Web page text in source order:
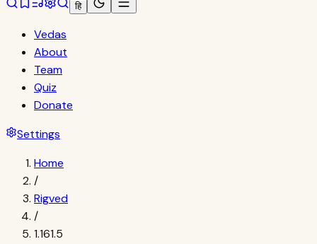
हि
Vedas
About
Team
Quiz
Donate
Settings
Home
/
Rigved
/
1.161.5